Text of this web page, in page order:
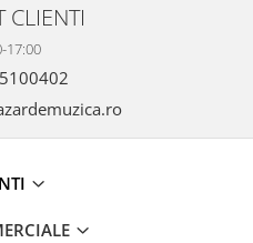
CLIENTI
17:00